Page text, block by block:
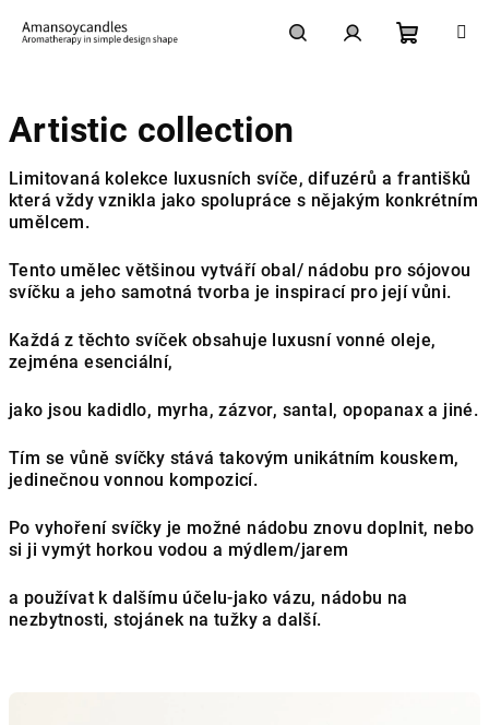
Artistic collection
Limitovaná kolekce luxusních svíče, difuzérů a františků
která vždy vznikla jako spolupráce s nějakým konkrétním
umělcem.
Tento umělec většinou vytváří obal/ nádobu pro sójovou
svíčku a jeho samotná tvorba je inspirací pro její vůni.
Každá z těchto svíček obsahuje luxusní vonné oleje,
zejména esenciální,
jako jsou kadidlo, myrha, zázvor, santal, opopanax a jiné.
Tím se vůně svíčky stává takovým unikátním kouskem,
jedinečnou vonnou kompozicí.
Po vyhoření svíčky je možné nádobu znovu doplnit, nebo
si ji vymýt horkou vodou a mýdlem/jarem
a používat k dalšímu účelu-jako vázu, nádobu na
nezbytnosti, stojánek na tužky a další.